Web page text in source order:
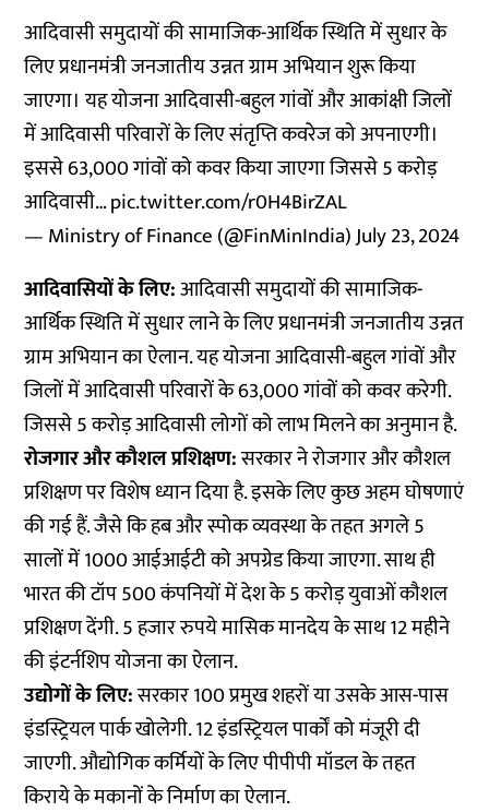
आदिवासी समुदायों की सामाजिक-आर्थिक स्थिति में सुधार के
लिए प्रधानमंत्री जनजातीय उन्नत ग्राम अभियान शुरू किया
जाएगा। यह योजना आदिवासी-बहुल गांवों और आकांक्षी जिलों
में आदिवासी परिवारों के लिए संतृप्ति कवरेज को अपनाएगी।
इससे 63,000 गांवों को कवर किया जाएगा जिससे 5 करोड़
आदिवासी…pic.twitter.com/r0H4BirZAL
— Ministry of Finance (@FinMinIndia)July 23, 2024
आदिवासियों के लिए:आदिवासी समुदायों की सामाजिक-
आर्थिक स्थिति में सुधार लाने के लिए प्रधानमंत्री जनजातीय उन्नत
ग्राम अभियान का ऐलान. यह योजना आदिवासी-बहुल गांवों और
जिलों में आदिवासी परिवारों के 63,000 गांवों को कवर करेगी.
जिससे 5 करोड़ आदिवासी लोगों को लाभ मिलने का अनुमान है.
रोजगार और कौशल प्रशिक्षण:सरकार ने रोजगार और कौशल
प्रशिक्षण पर विशेष ध्यान दिया है. इसके लिए कुछ अहम घोषणाएं
की गई हैं. जैसे कि हब और स्पोक व्यवस्था के तहत अगले 5
सालों में 1000 आईआईटी को अपग्रेड किया जाएगा. साथ ही
भारत की टॉप 500 कंपनियों में देश के 5 करोड़ युवाओं कौशल
प्रशिक्षण देंगी. 5 हजार रुपये मासिक मानदेय के साथ 12 महीने
की इंटर्नशिप योजना का ऐलान.
उद्योगों के लिए:सरकार 100 प्रमुख शहरों या उसके आस-पास
इंडस्ट्रियल पार्क खोलेगी. 12 इंडस्ट्रियल पार्कों को मंजूरी दी
जाएगी. औद्योगिक कर्मियों के लिए पीपीपी मॉडल के तहत
किराये के मकानों के निर्माण का ऐलान.